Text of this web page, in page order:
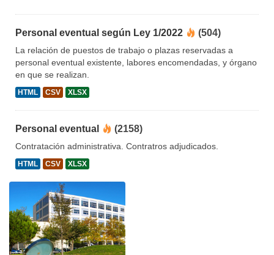
Personal eventual según Ley 1/2022 (504)
La relación de puestos de trabajo o plazas reservadas a
personal eventual existente, labores encomendadas, y órgano
en que se realizan.
HTML CSV XLSX
Personal eventual (2158)
Contratación administrativa. Contratros adjudicados.
HTML CSV XLSX